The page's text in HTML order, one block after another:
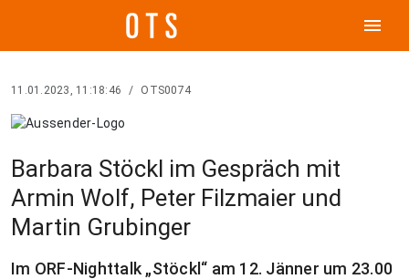
menu
11.01.2023, 11:18:46 / OTS0074
Barbara Stöckl im Gespräch mit
Armin Wolf, Peter Filzmaier und
Martin Grubinger
Im ORF-Nighttalk „Stöckl“ am 12. Jänner um 23.00